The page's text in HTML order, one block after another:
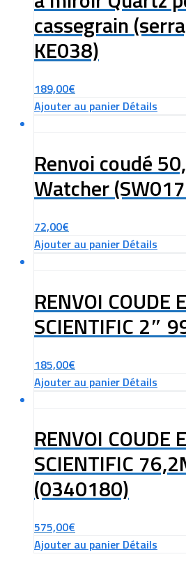
cassegrain
KE038)
189,00€
Ajouter au panier Détails
Renvoi coudé
Watcher
72,00€
Ajouter au panier Détails
RENVOI COUDE
SCIENTIFIC 2″
185,00€
Ajouter au panier Détails
RENVOI COUDE
SCIENTIFIC
(0340180)
575,00€
Ajouter au panier Détails